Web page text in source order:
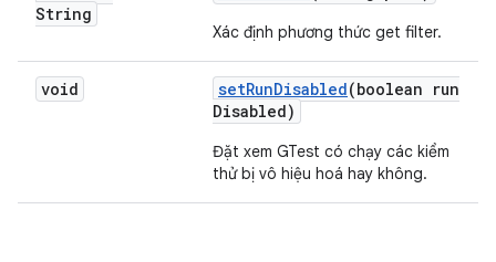
String
Xác định phương thức get filter.
void setRunDisabled(boolean run
Disabled)
Đặt xem GTest có chạy các kiểm
thử bị vô hiệu hoá hay không.